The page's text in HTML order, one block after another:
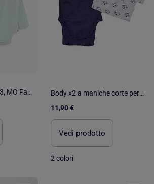
Body kimono Pack 3, MO Fashion
Body x2 a maniche corte per neonati Les Chatounets "MARIN
11,90 €
Vedi prodotto
2 colori